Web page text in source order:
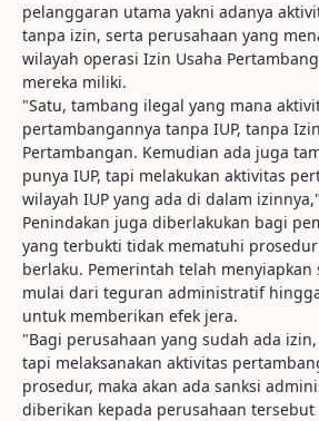
pelanggaran utama yakni adanya
tanpa izin, serta perusahaan yang
wilayah operasi Izin Usaha
mereka miliki.
"Satu, tambang ilegal yang mana
pertambangannya tanpa IUP, tanpa
Pertambangan. Kemudian ada juga
punya IUP, tapi melakukan aktivitas
wilayah IUP yang ada di dalam
Penindakan juga diberlakukan bagi
yang terbukti tidak mematuhi
berlaku. Pemerintah telah menyiapkan
mulai dari teguran administratif
untuk memberikan efek jera.
"Bagi perusahaan yang sudah ada
tapi melaksanakan aktivitas
prosedur, maka akan ada sanksi
diberikan kepada perusahaan tersebut